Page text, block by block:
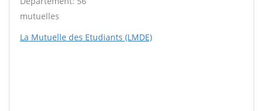
mutuelles
La Mutuelle des Etudiants (LMDE)